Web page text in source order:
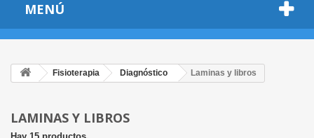
MENÚ
Fisioterapia Diagnóstico Laminas y libros
LAMINAS Y LIBROS